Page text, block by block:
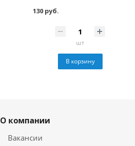
130 руб.
шт
В корзину
О компании
Вакансии